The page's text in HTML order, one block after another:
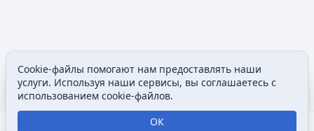
Просмотры
Содержание
Cookie-файлы помогают нам предоставлять наши
услуги. Используя наши сервисы, вы соглашаетесь с
использованием cookie-файлов.
ОК